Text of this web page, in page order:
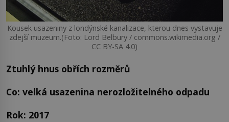
Kousek usazeniny z londýnské kanalizace, kterou dnes vystavuje
zdejší muzeum.(Foto: Lord Belbury / commons.wikimedia.org /
CC BY-SA 4.0)
Ztuhlý hnus obřích rozměrů
Co: velká usazenina nerozložitelného odpadu
Rok: 2017